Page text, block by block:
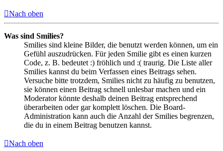
Nach oben
Was sind Smilies?
Smilies sind kleine Bilder, die benutzt werden können, um ein
Gefühl auszudrücken. Für jeden Smilie gibt es einen kurzen
Code, z. B. bedeutet :) fröhlich und :( traurig. Die Liste aller
Smilies kannst du beim Verfassen eines Beitrags sehen.
Versuche bitte trotzdem, Smilies nicht zu häufig zu benutzen,
sie können einen Beitrag schnell unlesbar machen und ein
Moderator könnte deshalb deinen Beitrag entsprechend
überarbeiten oder gar komplett löschen. Die Board-
Administration kann auch die Anzahl der Smilies begrenzen,
die du in einem Beitrag benutzen kannst.
Nach oben